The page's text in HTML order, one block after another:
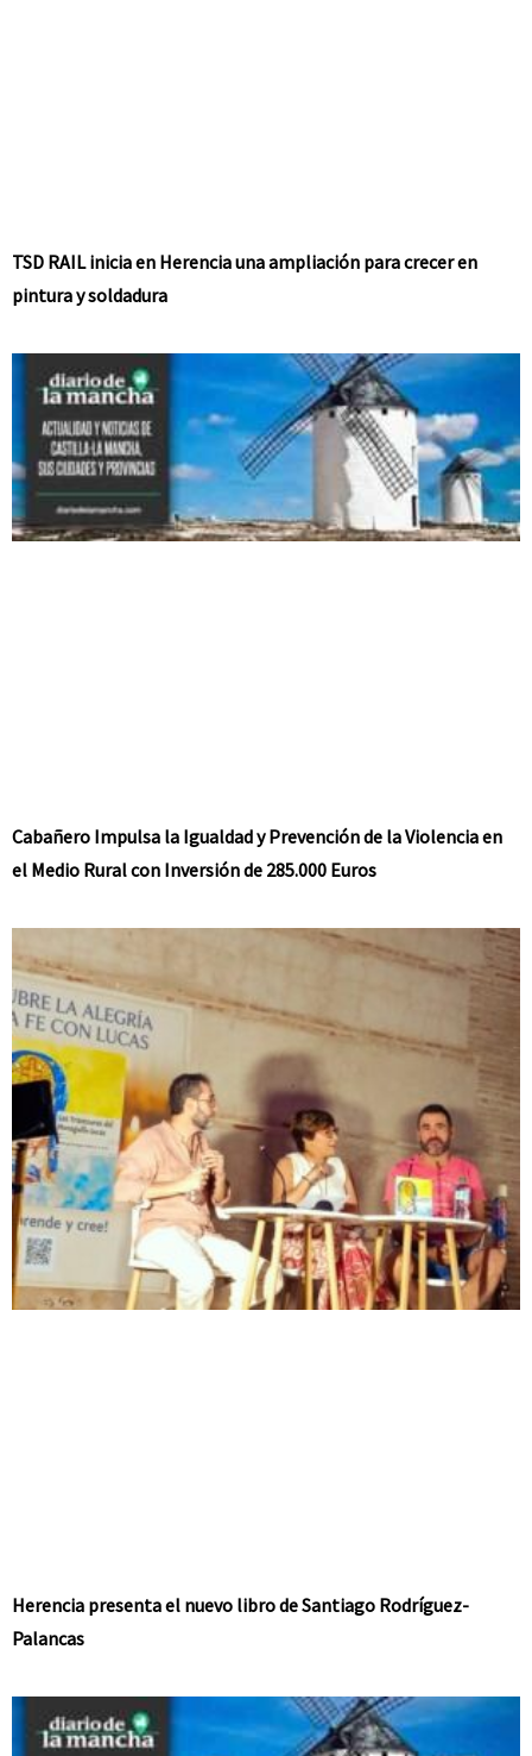
TSD RAIL inicia en Herencia una ampliación para crecer en
pintura y soldadura
Cabañero Impulsa la Igualdad y Prevención de la Violencia en
el Medio Rural con Inversión de 285.000 Euros
Herencia presenta el nuevo libro de Santiago Rodríguez-
Palancas